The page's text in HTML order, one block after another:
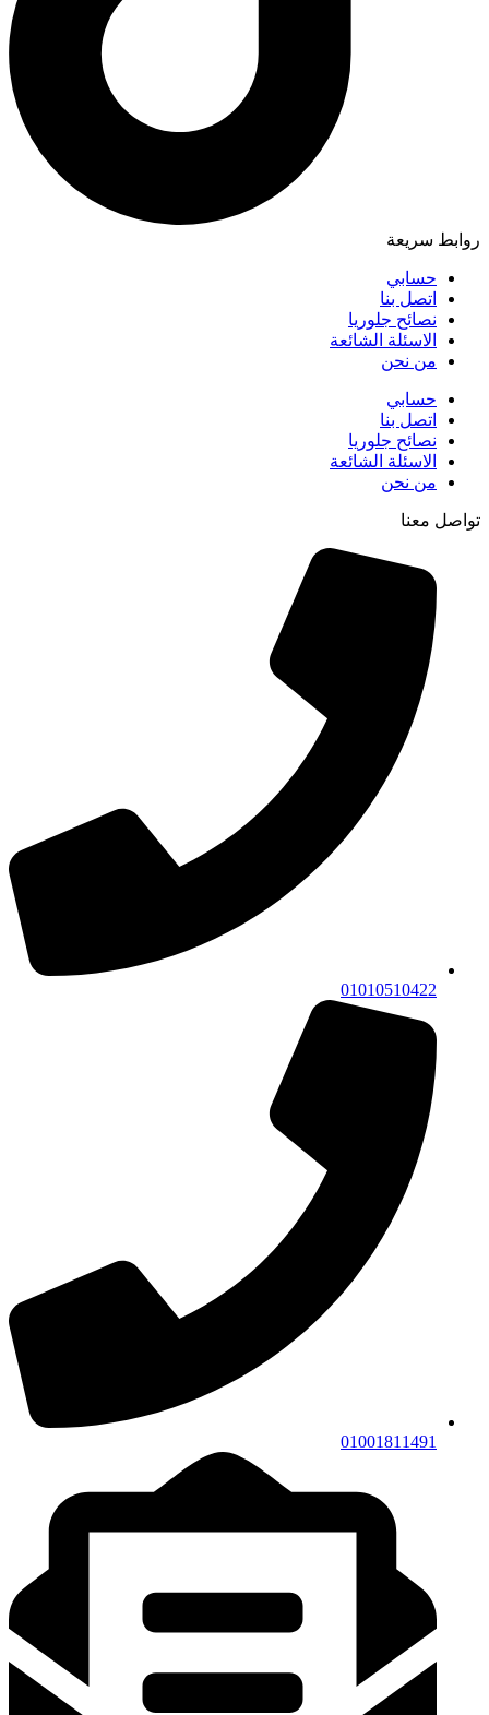
روابط سريعة
حسابي
اتصل بنا
نصائح جلوريا
الاسئلة الشائعة
من نحن
حسابي
اتصل بنا
نصائح جلوريا
الاسئلة الشائعة
من نحن
تواصل معنا
01010510422
01001811491